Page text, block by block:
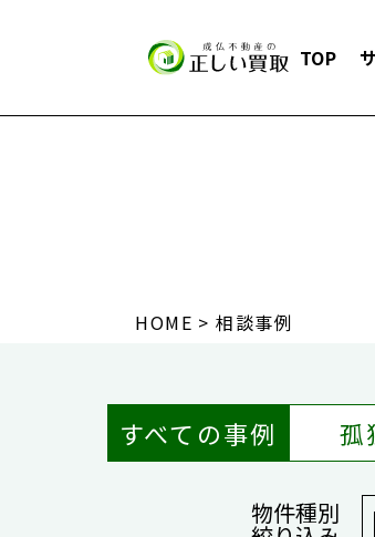
TOP
HOME 相談事例
すべての事例 孤
物件種別